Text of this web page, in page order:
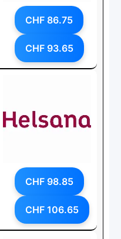
CHF 86.75
CHF 93.65
CHF 98.85
CHF 106.65